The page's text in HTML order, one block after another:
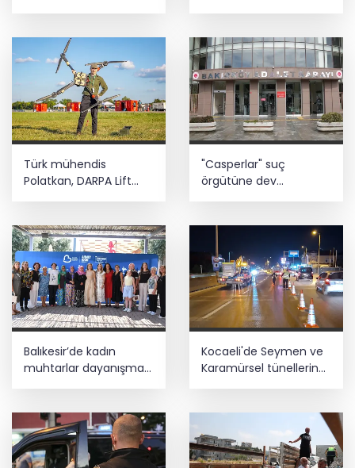
hayrat çeşmesi
Türk mühendis
Polatkan, DARPA Lift
"Casperlar" suç
örgütüne dev
Balıkesir’de kadın
muhtarlar dayanışma
Kocaeli'de Seymen ve
Karamürsel tünellerine